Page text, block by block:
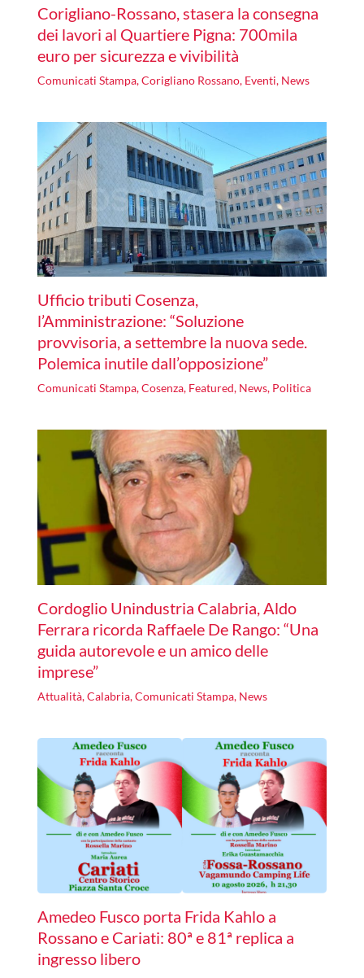
Corigliano-Rossano, stasera la consegna
dei lavori al Quartiere Pigna: 700mila
euro per sicurezza e vivibilità
Comunicati Stampa,Corigliano Rossano, Eventi, News
Ufficio tributi Cosenza,
l’Amministrazione: “Soluzione
provvisoria, a settembre la nuova sede.
Polemica inutile dall’opposizione”
Comunicati Stampa,Cosenza, Featured, News, Politica
Cordoglio Unindustria Calabria, Aldo
Ferrara ricorda Raffaele De Rango: “Una
guida autorevole e un amico delle
imprese”
Attualità,Calabria,Comunicati Stampa, News
Amedeo Fusco porta Frida Kahlo a
Rossano e Cariati: 80ª e 81ª replica a
ingresso libero